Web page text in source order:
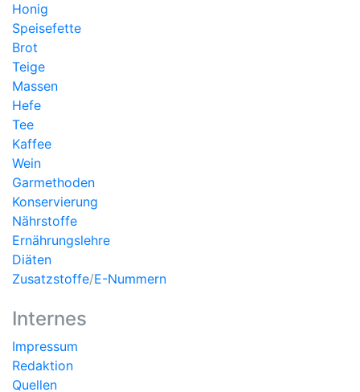
Honig
Speisefette
Brot
Teige
Massen
Hefe
Tee
Kaffee
Wein
Garmethoden
Konservierung
Nährstoffe
Ernährungslehre
Diäten
Zusatzstoffe/E-Nummern
Internes
Impressum
Redaktion
Quellen